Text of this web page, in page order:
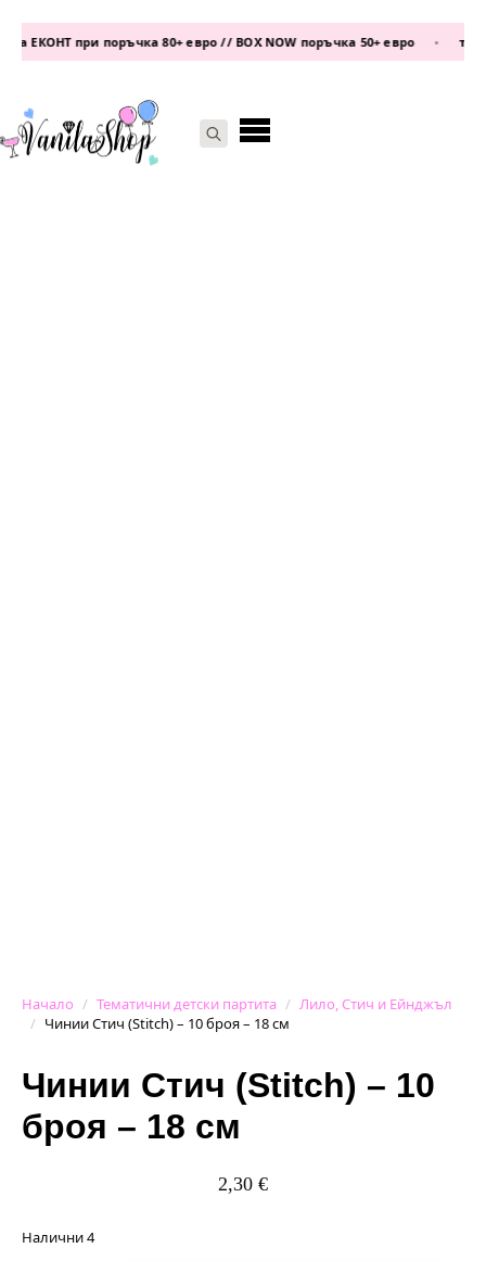
при поръчка 80+ евро // BOX NOW поръчка 50+ евро
Начало Тематични детски партита
Лило, Стич и Ейнджъл
Чинии Стич (Stitch) – 10 броя – 18 см
Чинии Стич (Stitch) – 10
броя – 18 см
2,30 €
Налични 4